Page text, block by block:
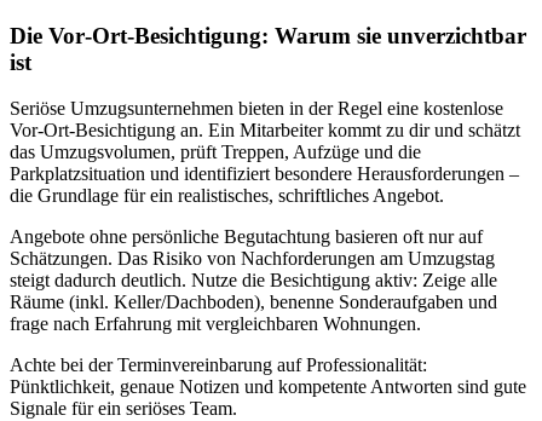
Die Vor‑Ort‑Besichtigung: Warum sie unverzichtbar
ist
Seriöse Umzugsunternehmen bieten in der Regel eine kostenlose
Vor‑Ort‑Besichtigung an. Ein Mitarbeiter kommt zu dir und schätzt
das Umzugsvolumen, prüft Treppen, Aufzüge und die
Parkplatzsituation und identifiziert besondere Herausforderungen –
die Grundlage für ein realistisches, schriftliches Angebot.
Angebote ohne persönliche Begutachtung basieren oft nur auf
Schätzungen. Das Risiko von Nachforderungen am Umzugstag
steigt dadurch deutlich. Nutze die Besichtigung aktiv: Zeige alle
Räume (inkl. Keller/Dachboden), benenne Sonderaufgaben und
frage nach Erfahrung mit vergleichbaren Wohnungen.
Achte bei der Terminvereinbarung auf Professionalität:
Pünktlichkeit, genaue Notizen und kompetente Antworten sind gute
Signale für ein seriöses Team.